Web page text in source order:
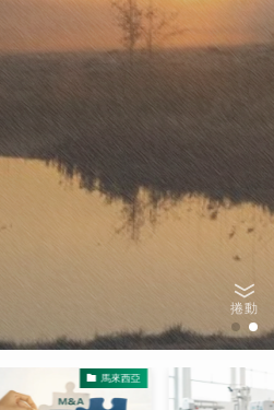
捲動
馬來西亞